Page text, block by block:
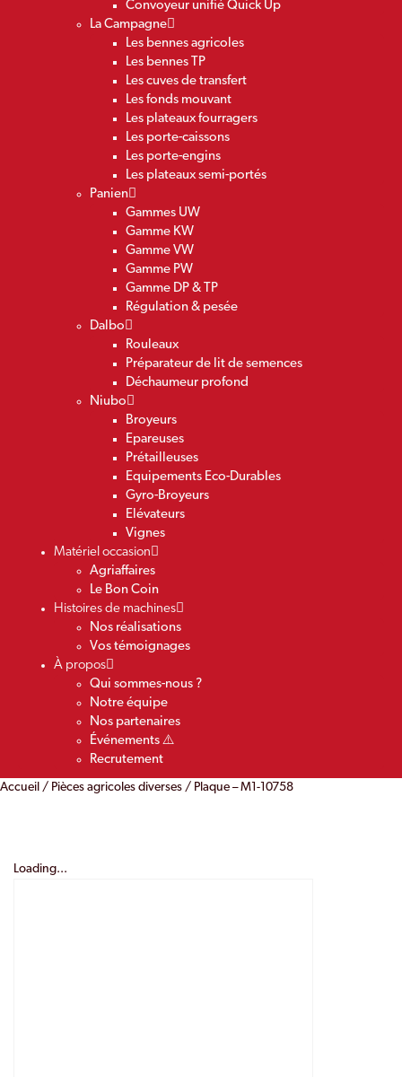
Convoyeur unifié Quick Up
La Campagne
Les bennes agricoles
Les bennes TP
Les cuves de transfert
Les fonds mouvant
Les plateaux fourragers
Les porte-caissons
Les porte-engins
Les plateaux semi-portés
Panien
Gammes UW
Gamme KW
Gamme VW
Gamme PW
Gamme DP & TP
Régulation & pesée
Dalbo
Rouleaux
Préparateur de lit de semences
Déchaumeur profond
Niubo
Broyeurs
Epareuses
Prétailleuses
Equipements Eco-Durables
Gyro-Broyeurs
Elévateurs
Vignes
Matériel occasion
Agriaffaires
Le Bon Coin
Histoires de machines
Nos réalisations
Vos témoignages
À propos
Qui sommes-nous ?
Notre équipe
Nos partenaires
Événements ⚠️
Recrutement
Accueil / Pièces agricoles diverses / Plaque – M1-10758
Loading...